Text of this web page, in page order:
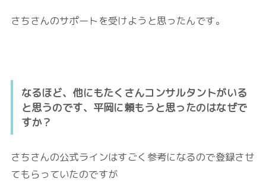
さちさんのサポートを受けようと思ったんです。
なるほど、他にもたくさんコンサルタントがいる
と思うのです、平岡に頼もうと思ったのはなぜで
すか？
さちさんの公式ラインはすごく参考になるので登録させ
てもらっていたのですが